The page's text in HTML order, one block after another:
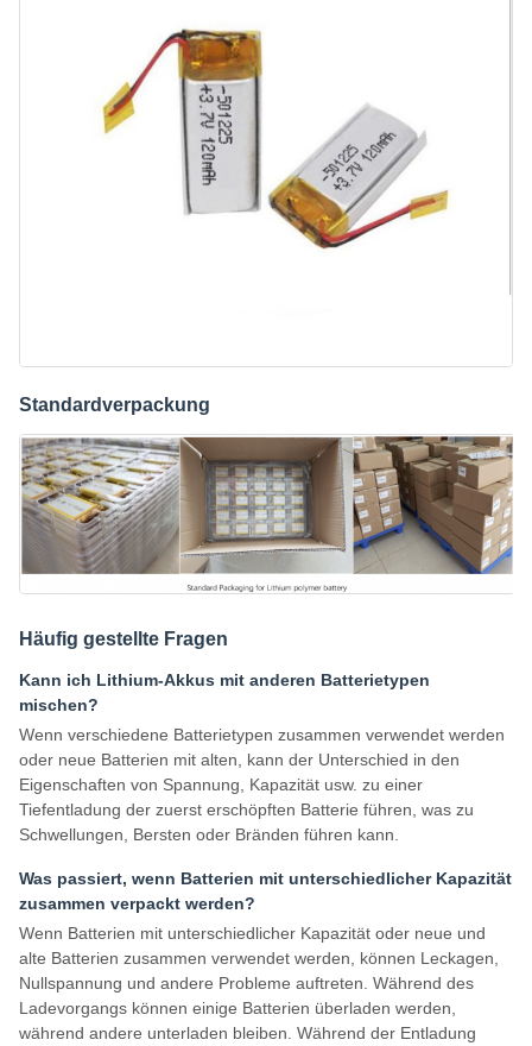
Standardverpackung
Häufig gestellte Fragen
Kann ich Lithium-Akkus mit anderen Batterietypen
mischen?
Wenn verschiedene Batterietypen zusammen verwendet werden
oder neue Batterien mit alten, kann der Unterschied in den
Eigenschaften von Spannung, Kapazität usw. zu einer
Tiefentladung der zuerst erschöpften Batterie führen, was zu
Schwellungen, Bersten oder Bränden führen kann.
Was passiert, wenn Batterien mit unterschiedlicher Kapazität
zusammen verpackt werden?
Wenn Batterien mit unterschiedlicher Kapazität oder neue und
alte Batterien zusammen verwendet werden, können Leckagen,
Nullspannung und andere Probleme auftreten. Während des
Ladevorgangs können einige Batterien überladen werden,
während andere unterladen bleiben. Während der Entladung